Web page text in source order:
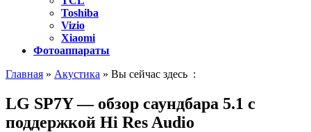
Toshiba
Vizio
Xiaomi
Фотоаппараты
Главная » Акустика » Вы сейчас здесь :
LG SP7Y — обзор саундбара 5.1 с
поддержкой Hi Res Audio